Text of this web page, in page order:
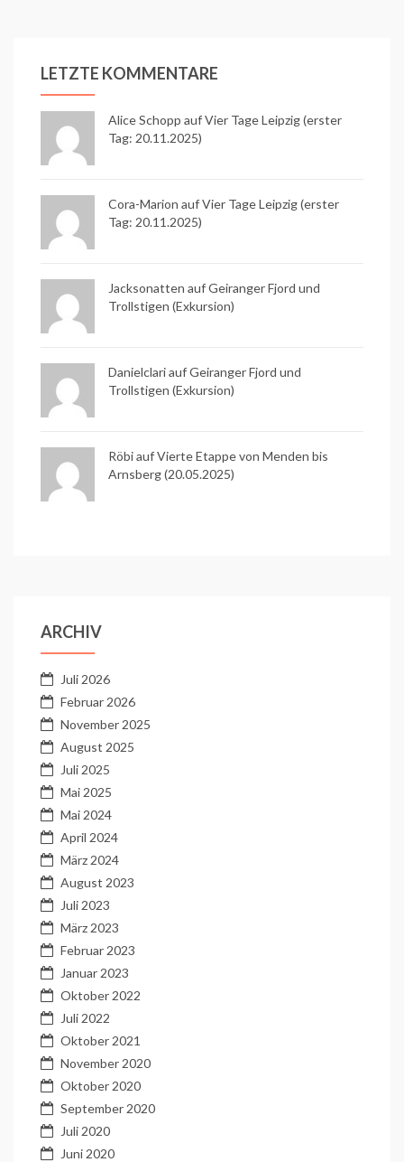
LETZTE KOMMENTARE
Alice Schopp aufVier Tage Leipzig (erster
Tag: 20.11.2025)
Cora-Marion aufVier Tage Leipzig (erster
Tag: 20.11.2025)
Jacksonatten aufGeiranger Fjord und
Trollstigen (Exkursion)
Danielclari aufGeiranger Fjord und
Trollstigen (Exkursion)
Röbi aufVierte Etappe von Menden bis
Arnsberg (20.05.2025)
ARCHIV
Juli 2026
Februar 2026
November 2025
August 2025
Juli 2025
Mai 2025
Mai 2024
April 2024
März 2024
August 2023
Juli 2023
März 2023
Februar 2023
Januar 2023
Oktober 2022
Juli 2022
Oktober 2021
November 2020
Oktober 2020
September 2020
Juli 2020
Juni 2020